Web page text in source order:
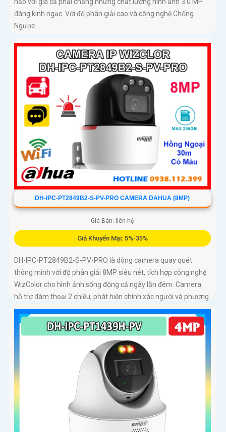
hảo với giá cả phải chăng nhưng chất lượng hình ảnh 3.0 MP
đáng kinh ngạc. Với độ phân giải cao và công nghệ Chống
Ngược...
DH-IPC-PT2849B2-S-PV-PRO CAMERA DAHUA (8MP)
Giá Bán: liên hệ
Giá Khuyến Mại: 5%-35%
DH-IPC-PT2849B2-S-PV-PRO là dòng camera quay quét
thông minh với độ phân giải 8MP siêu nét, tích hợp công nghệ
WizColor cho hình ảnh sống động cả ngày lẫn đêm. Camera
hỗ trợ đàm thoại 2 chiều, phát hiện chính xác người và phương
tiện báo động thông minh